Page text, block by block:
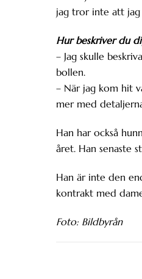
jag tror inte att
Hur beskriver du
– Jag skulle
bollen.
– När jag kom hit
mer med
Han har också
året. Han senaste
Han är inte den
kontrakt med
Foto: Bildbyrån